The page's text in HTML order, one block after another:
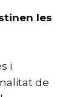
les
i
de